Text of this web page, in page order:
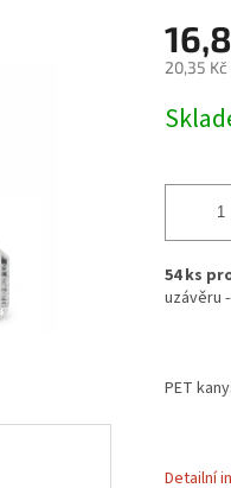
20,35
cena:
54 ks
uzávěru
PET
Detailní